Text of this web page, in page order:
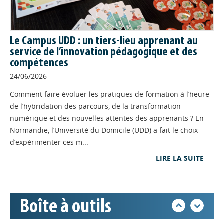
Le premier atelier collaboratif de
partage d'expérience "Le jeu en formation : on échange, on
teste, on apprend" s'est déroulé mardi 19 mai 2026 à
Hérouville-saint-Clair. Un après-midi dense pour confronter
les pratiques et partager son expérience.
mallette andragogique "Les
arts de la marionnette" en
atelier de français
Les intervenantes de la session de
professionnalisation autour des arts
de la marionnette qui s'est déroulée à Petit Quevilly fin
octobre 2025 nous font découvrir la mallette andragogique
FORMATION// 30/04/2026
La lettre Profil d'info : retour
Le Campus UDD : un tiers-lieu apprenant au
service de l’innovation pédagogique et des
compétences
24/06/2026
Comment faire évoluer les pratiques de formation à l’heure
de l’hybridation des parcours, de la transformation
numérique et des nouvelles attentes des apprenants ? En
Normandie, l’Université du Domicile (UDD) a fait le choix
d’expérimenter ces m...
LIRE LA SUITE
Boîte à outils
Appels à projets
Déposer une actu !
Base documentaire